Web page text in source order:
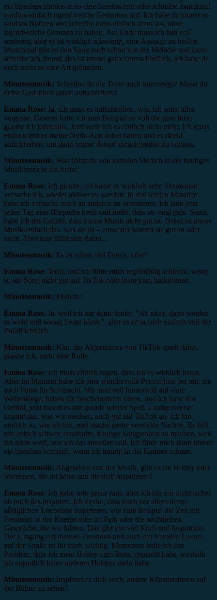
ein bisschen planlos in so eine Session rein oder schreibe manchmal
random einfach irgendwelche Gedanken auf. Ich habe da immer so
random Notizen und schreibe dann einfach drauf los, ohne
irgendwelche Grenzen zu haben. Am Ende muss ich halt voll
sortieren, aber es ist wirklich schwierig, eine Aussage zu treffen.
Manchmal gibt es den Song auch schon vor der Melodie und dann
schreibe ich darauf, das ist immer ganz unterschiedlich, ich habe da
noch nicht so eine Art gefunden.
Minutenmusik: Schreibst du die Texte auch unterwegs? Musst du
deine Gedanken sofort aufschreiben?
Emma Rose: Ja, ich muss es aufschreiben, weil ich sonst alles
vergesse. Gestern hatte ich zum Beispiel so voll die gute Idee,
glaube ich jedenfalls. Jetzt weiß ich es einfach nicht mehr. Ich muss
einfach immer meine Notiz-App dabei haben und es direkt
aufschreiben, um dann immer darauf zurückgreifen zu können.
Minutenmusik: Was hältst du von sozialen Medien in der heutigen
Musikbranche als Artist?
Emma Rose: Ich glaube, ich hasse es wirklich sehr. Momentan
versuche ich, wieder aktiver zu werden. In den letzten Monaten
habe ich versucht, mich an anderen zu orientieren. Ich lade jetzt
jeden Tag eine Hörprobe hoch und hoffe, dass sie viral geht. Sonst
habe ich das Gefühl, dass meine Musik nicht gut ist. Dabei ist meine
Musik einfach das, was sie ist – entweder kommt sie gut an oder
nicht. Aber man fühlt sich dabei…
Minutenmusik: Es ist schon viel Druck, oder?
Emma Rose: Total, und ich fühle mich regelmäßig schlecht, wenn
so ein Song nicht gut auf TikTok oder Instagram funktioniert.
Minutenmusik: Ehrlich?
Emma Rose: Ja, weil ich mir dann denke: “Ah okay, dann werden
es wohl voll wenig Leute hören”, aber es ist ja auch einfach voll der
Zufall letztlich.
Minutenmusik: Klar, der Algorithmus von TikTok spielt dabei,
glaube ich, mehr eine Rolle.
Emma Rose: Ich muss ehrlich sagen, dass ich es wirklich hasse.
Aber im Moment habe ich eine wundervolle Person hier bei mir, die
auch Fotos für Ivo macht. Wir sind voll humorvoll auf einer
Wellenlänge, haben die bescheuertsten Ideen, und ich habe das
Gefühl, jetzt macht es mir gerade wieder Spaß. Lustigerweise
kommt das, was wir machen, auch gut auf TikTok an. Ich bin
einfach so, wie ich bin, und mache gerne verrückte Sachen. Es fällt
mir jedoch schwer, ernsthafte, traurige Songproben zu machen, weil
ich nicht weiß, wie ich das anstellen soll. Ich fühle mich dann immer
ein bisschen komisch, wenn ich traurig in die Kamera schaue.
Minutenmusik: Abgesehen von der Musik, gibt es ein Hobby oder
Interessen, die du liebst und die dich inspirieren?
Emma Rose: Ich gehe sehr gerne raus, aber ich bin mir nicht sicher,
ob mich das inspiriert. Ich denke, dass mich vor allem meine
alltäglichen Erlebnisse inspirieren, wie zum Beispiel die Zeit mit
Freunden in der Kneipe oder im Park oder die nächtlichen
Gespräche, die wir führen. Das gibt mir viel Kraft und Inspiration.
Der Umgang mit meinen Freunden und auch mit fremden Leuten
auf der Straße ist für mich wichtig. Momentan habe ich das
Problem, dass ich mein Hobby zum Beruf gemacht habe, weshalb
ich eigentlich keine anderen Hobbys mehr habe.
Minutenmusik: Inspiriert es dich auch, andere Künstler/innen auf
der Bühne zu sehen?